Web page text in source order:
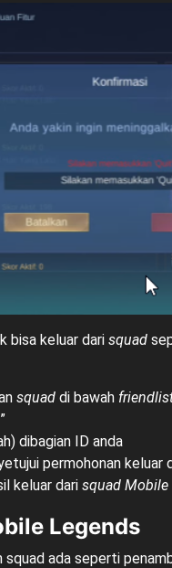
bisa keluar dari squad
squaddi bawah
dibagian ID anda
permohonan keluar
keluar dari squad Mobile
Legends
ada seperti